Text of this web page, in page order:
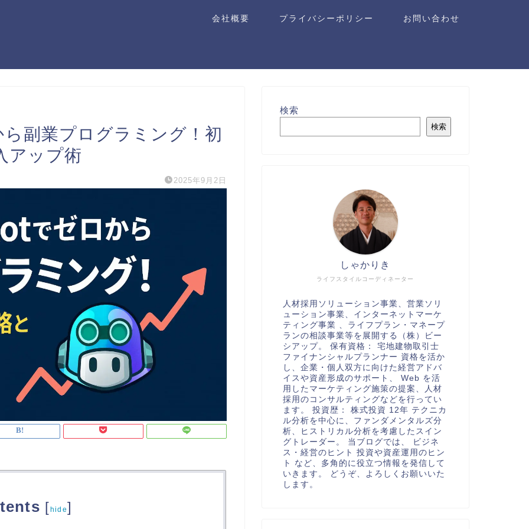
会社概要 プライバシーポリシー お問い合わせ
副業プログラミング！初
アップ術
2025年9月2日
[hide]
検索
検索
ライフスタイルコーディネーター
しゃかりき
人材採用ソリューション事業、営業ソリ
ューション事業、インターネットマーケ
ティング事業 、ライフプラン・マネープ
ランの相談事業等を展開する（株）ビー
シアップ。 保有資格： 宅地建物取引士
ファイナンシャルプランナー 資格を活か
し、企業・個人双方に向けた経営アドバ
イスや資産形成のサポート、 Web を活
用したマーケティング施策の提案、人材
採用のコンサルティングなどを行ってい
ます。 投資歴： 株式投資 12年 テクニカ
ル分析を中心に、ファンダメンタルズ分
析、ヒストリカル分析を考慮したスイン
グトレーダー。 当ブログでは、 ビジネ
ス・経営のヒント 投資や資産運用のヒン
ト など、多角的に役立つ情報を発信して
いきます。 どうぞ、よろしくお願いいた
します。